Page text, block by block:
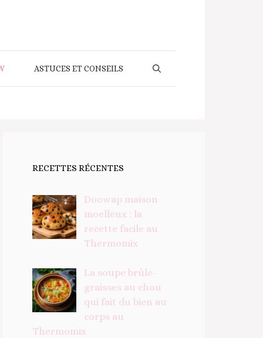
ASTUCES ET CONSEILS
RECETTES RÉCENTES
Doowap maison
moelleux : la
recette facile au
Thermomix
La soupe brûle-
graisses au chou
qui fait du bien au
corps au
Thermomix